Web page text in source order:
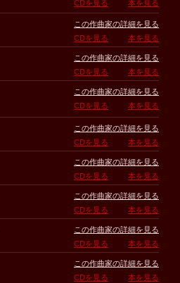
CDを見る
本を見る
この作曲家の詳細を見る
CDを見る
本を見る
この作曲家の詳細を見る
CDを見る
本を見る
この作曲家の詳細を見る
CDを見る
本を見る
この作曲家の詳細を見る
CDを見る
本を見る
この作曲家の詳細を見る
CDを見る
本を見る
この作曲家の詳細を見る
CDを見る
本を見る
この作曲家の詳細を見る
CDを見る
本を見る
この作曲家の詳細を見る
CDを見る
本を見る